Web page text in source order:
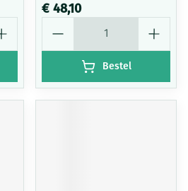
€ 48,10
Bestel